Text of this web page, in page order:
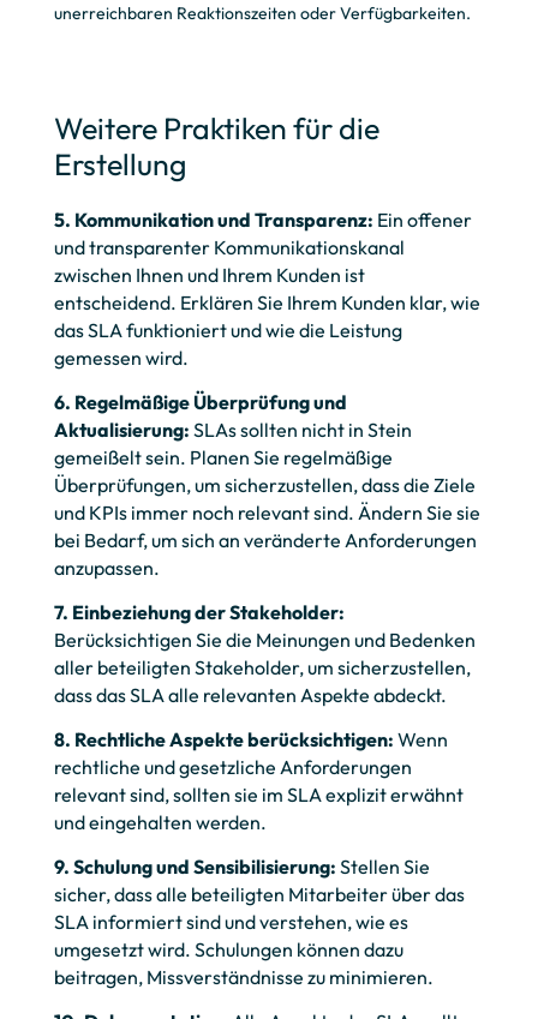
unerreichbaren Reaktionszeiten oder Verfügbarkeiten.
Weitere Praktiken für die
Erstellung
5. Kommunikation und Transparenz: Ein offener
und transparenter Kommunikationskanal
zwischen Ihnen und Ihrem Kunden ist
entscheidend. Erklären Sie Ihrem Kunden klar, wie
das SLA funktioniert und wie die Leistung
gemessen wird.
6. Regelmäßige Überprüfung und
Aktualisierung: SLAs sollten nicht in Stein
gemeißelt sein. Planen Sie regelmäßige
Überprüfungen, um sicherzustellen, dass die Ziele
und KPIs immer noch relevant sind. Ändern Sie sie
bei Bedarf, um sich an veränderte Anforderungen
anzupassen.
7. Einbeziehung der Stakeholder:
Berücksichtigen Sie die Meinungen und Bedenken
aller beteiligten Stakeholder, um sicherzustellen,
dass das SLA alle relevanten Aspekte abdeckt.
8. Rechtliche Aspekte berücksichtigen: Wenn
rechtliche und gesetzliche Anforderungen
relevant sind, sollten sie im SLA explizit erwähnt
und eingehalten werden.
9. Schulung und Sensibilisierung: Stellen Sie
sicher, dass alle beteiligten Mitarbeiter über das
SLA informiert sind und verstehen, wie es
umgesetzt wird. Schulungen können dazu
beitragen, Missverständnisse zu minimieren.